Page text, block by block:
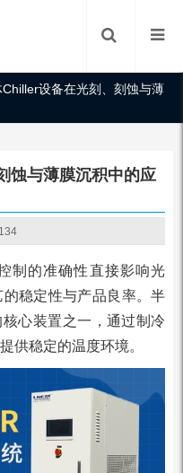
设备在光刻、刻蚀与薄
蚀与薄膜沉积中的应
134
制的准确性直接影响光
稳定性与产品良率。半
心装置之一，通过制冷
供稳定的温度环境。